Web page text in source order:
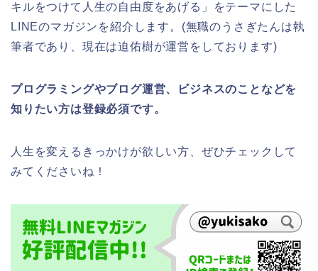
キルをつけて人生の自由度をあげる」をテーマにした
LINEのマガジンを紹介します。(無職のうさぎたんは執
筆者であり、現在は迫佑樹が運営をしております)
プログラミングやブログ運営、ビジネスのことなどを
知りたい方は登録必須です。
人生を変えるきっかけが欲しい方、ぜひチェックして
みてくださいね！